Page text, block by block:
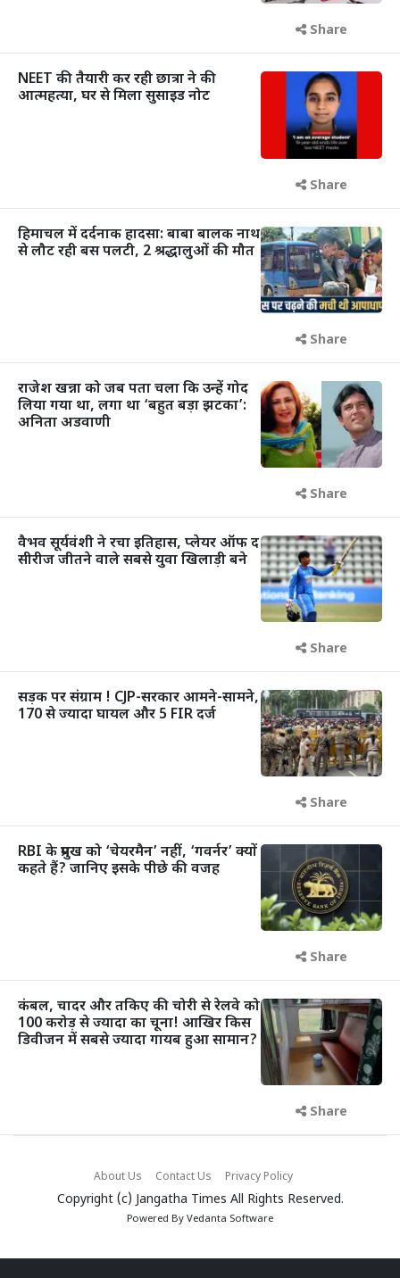
Share
NEET की तैयारी कर रही छात्रा ने की
आत्महत्या, घर से मिला सुसाइड नोट
Share
हिमाचल में दर्दनाक हादसा: बाबा बालक नाथ
से लौट रही बस पलटी, 2 श्रद्धालुओं की मौत
Share
राजेश खन्ना को जब पता चला कि उन्हें गोद
लिया गया था, लगा था ‘बहुत बड़ा झटका’:
अनिता अडवाणी
Share
वैभव सूर्यवंशी ने रचा इतिहास, प्लेयर ऑफ द
सीरीज जीतने वाले सबसे युवा खिलाड़ी बने
Share
सड़क पर संग्राम ! CJP-सरकार आमने-सामने,
170 से ज्यादा घायल और 5 FIR दर्ज
Share
RBI के प्रमुख को ‘चेयरमैन’ नहीं, ‘गवर्नर’ क्यों
कहते हैं? जानिए इसके पीछे की वजह
Share
कंबल, चादर और तकिए की चोरी से रेलवे को
100 करोड़ से ज्यादा का चूना! आखिर किस
डिवीजन में सबसे ज्यादा गायब हुआ सामान?
Share
About Us Contact Us Privacy Policy
Copyright (c) Jangatha Times All Rights Reserved.
Powered By Vedanta Software